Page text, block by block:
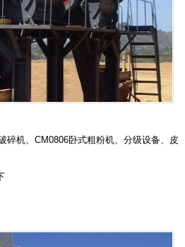
碎机、CM0806卧式粗粉机、分级设备、皮